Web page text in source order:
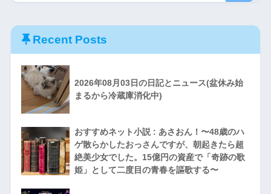
Recent Posts
2026年08月03日の日記とニュース(盆休み始
まるから冷蔵庫消化中)
おすすめネット小説 : あさおん！〜48歳のハ
ゲ散らかしたおっさんですが、朝起きたら超
絶美少女でした。15億円の資産で「奇跡の歌
姫」として二度目の青春を謳歌する〜